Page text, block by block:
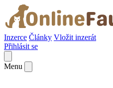
Inzerce Články Vložit inzerát
Přihlásit se
Menu